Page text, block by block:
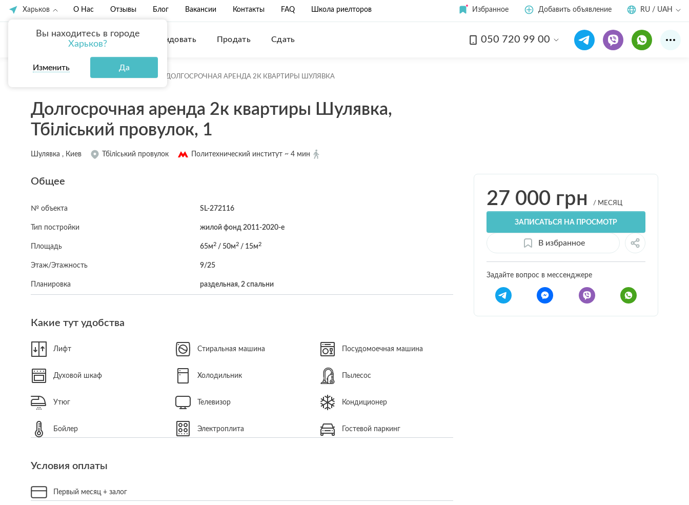
Харьков
Вы находитесь в городе
Харьков?
Изменить Да
О Нас Отзывы Блог Вакансии Контакты FAQ Школа риелторов Избранное Добавить объявление RU / UAH
Купить Арендовать Продать Сдать 050 720 99 00Смотреть все11 фото
АРЕНДА КВАРТИР КИЕВ ДОЛГОСРОЧНАЯ АРЕНДА 2К КВАРТИРЫ ШУЛЯВКА
Долгосрочная аренда 2к квартиры Шулявка,
Тбіліський провулок, 1
Шулявка , Киев Тбіліський провулок Политехнический институт ~ 4 мин
Общее
№ объекта SL-272116
Тип постройки жилой фонд 2011-2020-е
Площадь 65м2/ 50м2/ 15м2
Этаж/Этажность 9/25
Планировка раздельная, 2 спальни
Какие тут удобства
Лифт Стиральная машина Посудомоечная машина
Духовой шкаф Холодильник Пылесос
Утюг Телевизор Кондиционер
Бойлер Электроплита Гостевой паркинг
Условия оплаты
Первый месяц + залог
27 000 грн / МЕСЯЦ
ЗАПИСАТЬСЯ НА ПРОСМОТР
В избранное
Задайте вопрос в мессенджере